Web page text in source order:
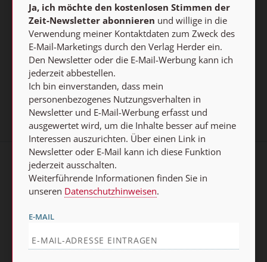
E-MAIL
AGB und Widerrufsbelehrung
Barrierefreiheit
Abo online kündigen
Ja, ich möchte den kostenlosen Stimmen der
Zeit-Newsletter abonnieren und willige in die
Verwendung meiner Kontaktdaten zum Zweck des
E-Mail-Marketings durch den Verlag Herder ein.
Den Newsletter oder die E-Mail-Werbung kann ich
jederzeit abbestellen.
Ich bin einverstanden, dass mein
personenbezogenes Nutzungsverhalten in
Newsletter und E-Mail-Werbung erfasst und
ausgewertet wird, um die Inhalte besser auf meine
Interessen auszurichten. Über einen Link in
Newsletter oder E-Mail kann ich diese Funktion
jederzeit ausschalten.
Weiterführende Informationen finden Sie in
unseren Datenschutzhinweisen.
E-MAIL